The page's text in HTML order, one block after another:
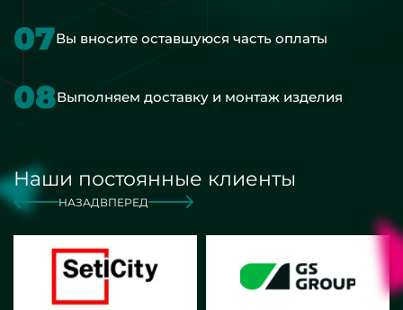
07Вы вносите оставшуюся часть оплаты
08Выполняем доставку и монтаж изделия
Наши постоянные клиенты
НАЗАД ВПЕРЕД